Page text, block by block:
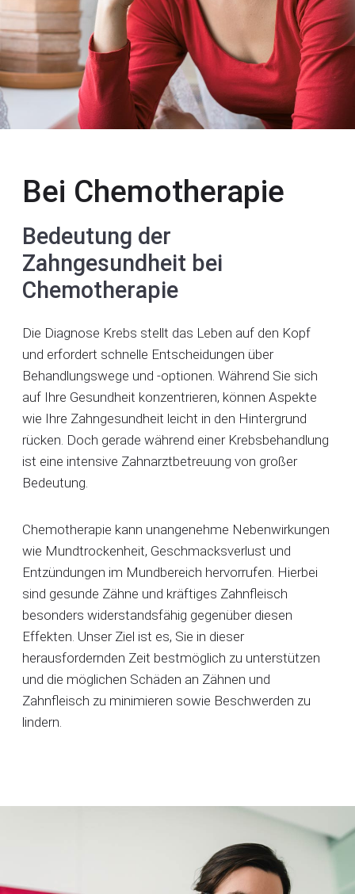
Bei Chemotherapie
Bedeutung der
Zahngesundheit bei
Chemotherapie
Die Diagnose Krebs stellt das Leben auf den Kopf
und erfordert schnelle Entscheidungen über
Behandlungswege und -optionen. Während Sie sich
auf Ihre Gesundheit konzentrieren, können Aspekte
wie Ihre Zahngesundheit leicht in den Hintergrund
rücken. Doch gerade während einer Krebsbehandlung
ist eine intensive Zahnarztbetreuung von großer
Bedeutung.
Chemotherapie kann unangenehme Nebenwirkungen
wie Mundtrockenheit, Geschmacksverlust und
Entzündungen im Mundbereich hervorrufen. Hierbei
sind gesunde Zähne und kräftiges Zahnfleisch
besonders widerstandsfähig gegenüber diesen
Effekten. Unser Ziel ist es, Sie in dieser
herausfordernden Zeit bestmöglich zu unterstützen
und die möglichen Schäden an Zähnen und
Zahnfleisch zu minimieren sowie Beschwerden zu
lindern.